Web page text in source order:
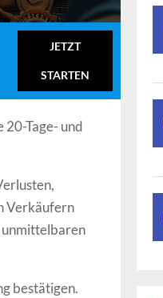
JETZT
STARTEN
20-Tage- und
Verkäufern
unmittelbaren
bestätigen.